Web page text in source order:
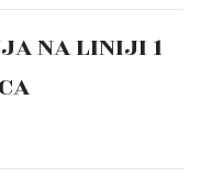
NA LINIJI 1